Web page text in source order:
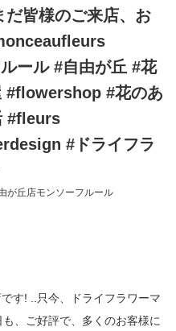
だ皆様のご来店、お
ール #自由が丘 #花
#花のあ
#fleurs
#ドライフラ
が丘店モンソーフルール